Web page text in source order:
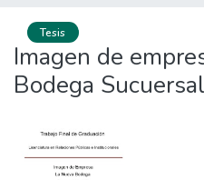
Tesis
Imagen de
Bodega